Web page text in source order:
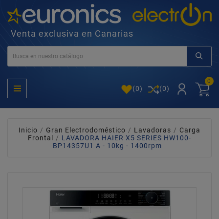
Venta exclusiva en Canarias
(0) (0)
0
Inicio Gran Electrodoméstico Lavadoras
Carga
Frontal
LAVADORA HAIER X5 SERIES HW100-
BP14357U1 A - 10kg - 1400rpm